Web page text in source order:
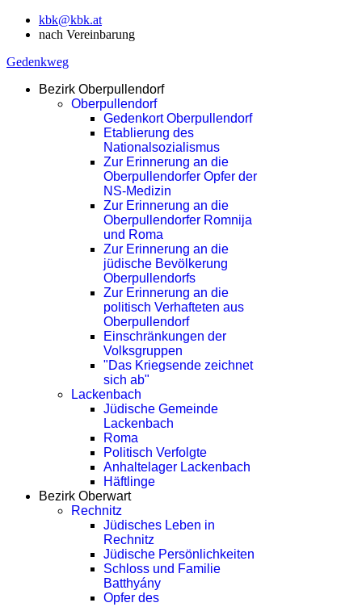
kbk@kbk.at
nach Vereinbarung
Gedenkweg
Bezirk Oberpullendorf
Oberpullendorf
Gedenkort Oberpullendorf
Etablierung des
Nationalsozialismus
Zur Erinnerung an die
Oberpullendorfer Opfer der
NS-Medizin
Zur Erinnerung an die
Oberpullendorfer Romnija
und Roma
Zur Erinnerung an die
jüdische Bevölkerung
Oberpullendorfs
Zur Erinnerung an die
politisch Verhafteten aus
Oberpullendorf
Einschränkungen der
Volksgruppen
"Das Kriegsende zeichnet
sich ab"
Lackenbach
Jüdische Gemeinde
Lackenbach
Roma
Politisch Verfolgte
Anhaltelager Lackenbach
Häftlinge
Bezirk Oberwart
Rechnitz
Jüdisches Leben in
Rechnitz
Jüdische Persönlichkeiten
Schloss und Familie
Batthyány
Opfer des